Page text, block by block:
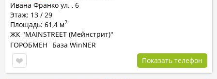
Ивана Франко ул. , 6
Этаж: 13 / 29
Площадь: 61,4 м2
ЖК "MAINSTREET (Мейнстрит)"
ГОРОБМЕН
База WinNER
Показать телефон